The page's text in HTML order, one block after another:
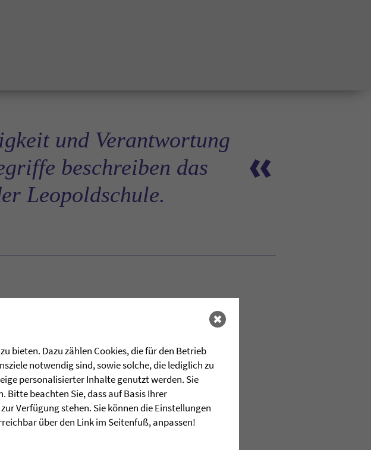
und Verantwortung
beschreiben das
Leopoldschule.
«
bieten. Dazu zählen Cookies, die für den Betrieb
notwendig sind, sowie solche, die lediglich zu
personalisierter Inhalte genutzt werden. Sie
Bitte beachten Sie, dass auf Basis Ihrer
Verfügung stehen. Sie können die Einstellungen
über den Link im Seitenfuß, anpassen!